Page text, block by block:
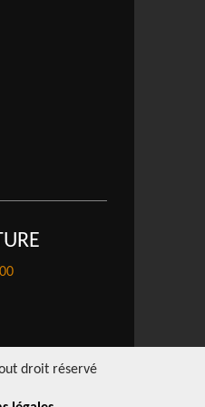
droit réservé